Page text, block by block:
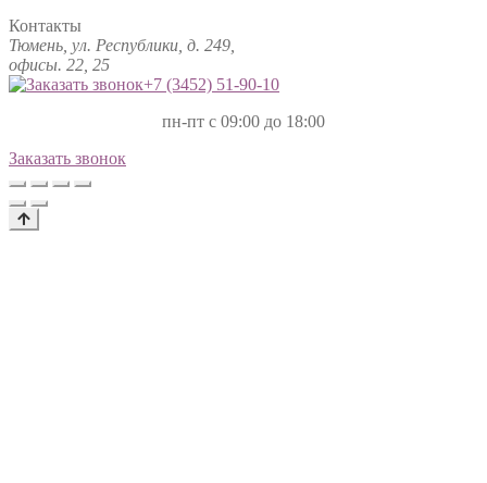
Контакты
Тюмень, ул. Республики, д. 249,
офисы. 22, 25
+7 (3452) 51-90-10
пн-пт с 09:00 до 18:00
Заказать звонок